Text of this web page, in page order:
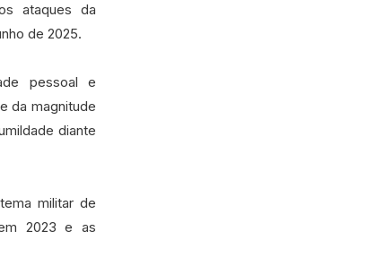
ataques da
de 2025.
pessoal e
da magnitude
diante
militar de
2023 e as